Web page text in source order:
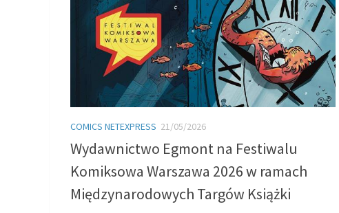
COMICS NETEXPRESS 21/05/2026
Wydawnictwo Egmont na Festiwalu
Komiksowa Warszawa 2026 w ramach
Międzynarodowych Targów Książki